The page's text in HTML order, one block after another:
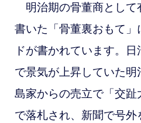
明治期の骨董商として
書いた「骨董裏おもて」
ドが書かれています。
で景気が上昇していた明
島家からの売立で「交趾
で落札され、新聞で号外